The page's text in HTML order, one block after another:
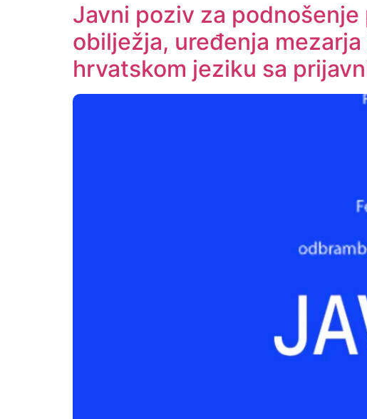
Javni poziv za
obilježja, uređenja
hrvatskom jeziku sa